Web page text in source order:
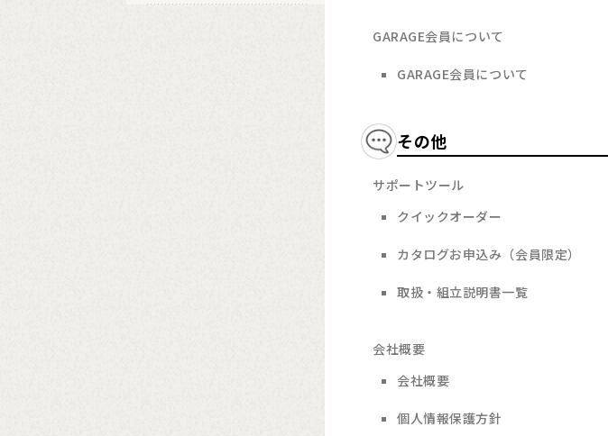
GARAGE会員について
GARAGE会員について
その他
サポートツール
クイックオーダー
カタログお申込み（会員限定）
取扱・組立説明書一覧
会社概要
会社概要
個人情報保護方針